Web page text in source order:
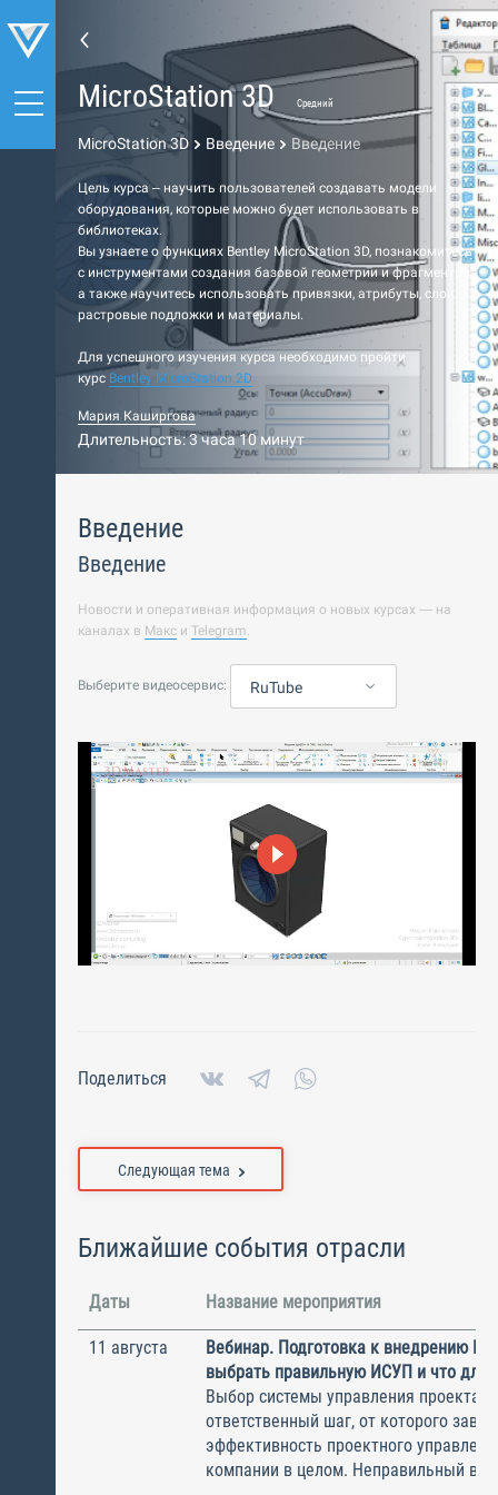
MicroStation 3D Средний
MicroStation 3D Введение Введение
Цель курса – научить пользователей создавать модели
оборудования, которые можно будет использовать в
библиотеках.
Вы узнаете о функциях Bentley MicroStation 3D, познакомитесь
с инструментами создания базовой геометрии и фрагментов,
а также научитесь использовать привязки, атрибуты, слои,
растровые подложки и материалы.
Для успешного изучения курса необходимо пройти
курс Bentley MicroStation 2D
Мария Каширгова
Длительность: 3 часа 10 минут
Введение
Введение
Новости и оперативная информация о новых курсах — на
каналах в Макс и Telegram.
Выберите видеосервис: RuTube
Поделиться
Следующая тема
Ближайшие события отрасли
Даты Название мероприятия
11 августа
Вебинар. Подготовка к внедрению
выбрать правильную ИСУП и что для
Выбор системы управления
ответственный шаг, от которого
эффективность проектного
компании в целом. Неправильный